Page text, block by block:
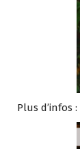
Plus d’infos :